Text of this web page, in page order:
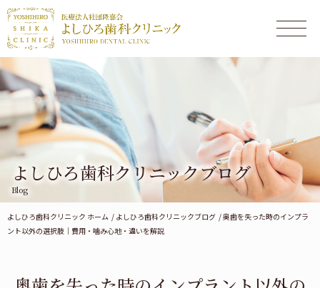
よしひろ歯科クリニックブログ
Blog
よしひろ歯科クリニック ホーム よしひろ歯科クリニックブログ
奥歯を失った時のインプラ
ント以外の選択肢｜費用・噛み心地・違いを解説